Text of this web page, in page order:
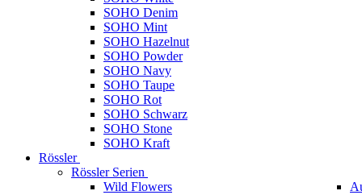
SOHO Denim
SOHO Mint
SOHO Hazelnut
SOHO Powder
SOHO Navy
SOHO Taupe
SOHO Rot
SOHO Schwarz
SOHO Stone
SOHO Kraft
Rössler
Rössler Serien
Wild Flowers